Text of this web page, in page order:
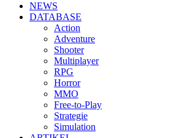
NEWS
DATABASE
Action
Adventure
Shooter
Multiplayer
RPG
Horror
MMO
Free-to-Play
Strategie
Simulation